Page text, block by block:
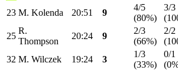
23 M. Kolenda 20:51 9
4/5
(80%)
3/3
25
R.
Thompson
20:24 9
2/3
(66%)
2/2
32 M. Wilczek 19:24 3
1/3
(33%)
0/1